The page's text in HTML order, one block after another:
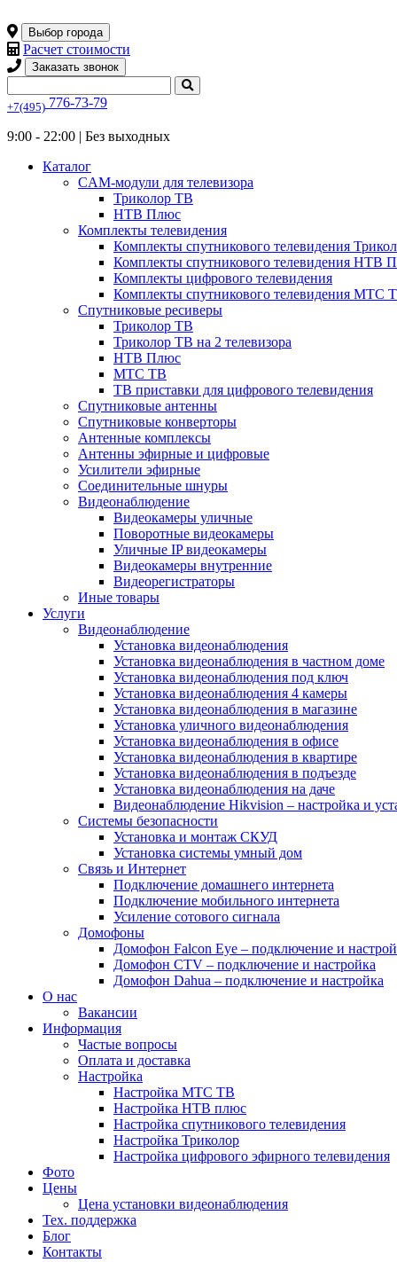
Выбор города
Расчет стоимости
Заказать звонок
+7(495) 776-73-79
9:00 - 22:00 | Без выходных
Каталог
CAM-модули для телевизора
Триколор ТВ
НТВ Плюс
Комплекты телевидения
Комплекты спутникового телевидения
Комплекты спутникового телевидения НТВ
Комплекты цифрового телевидения
Комплекты спутникового телевидения МТС
Спутниковые ресиверы
Триколор ТВ
Триколор ТВ на 2 телевизора
НТВ Плюс
МТС ТВ
ТВ приставки для цифрового телевидения
Спутниковые антенны
Спутниковые конверторы
Антенные комплексы
Антенны эфирные и цифровые
Усилители эфирные
Соединительные шнуры
Видеонаблюдение
Видеокамеры уличные
Поворотные видеокамеры
Уличные IP видеокамеры
Видеокамеры внутренние
Видеорегистраторы
Иные товары
Услуги
Видеонаблюдение
Установка видеонаблюдения
Установка видеонаблюдения в частном доме
Установка видеонаблюдения под ключ
Установка видеонаблюдения 4 камеры
Установка видеонаблюдения в магазине
Установка уличного видеонаблюдения
Установка видеонаблюдения в офисе
Установка видеонаблюдения в квартире
Установка видеонаблюдения в подъезде
Установка видеонаблюдения на даче
Видеонаблюдение Hikvision – настройка и
Системы безопасности
Установка и монтаж СКУД
Установка системы умный дом
Связь и Интернет
Подключение домашнего интернета
Подключение мобильного интернета
Усиление сотового сигнала
Домофоны
Домофон Falcon Eye – подключение и
Домофон CTV – подключение и настройка
Домофон Dahua – подключение и настройка
О нас
Вакансии
Информация
Частые вопросы
Оплата и доставка
Настройка
Настройка МТС ТВ
Настройка НТВ плюс
Настройка спутникового телевидения
Настройка Триколор
Настройка цифрового эфирного телевидения
Фото
Цены
Цена установки видеонаблюдения
Тех. поддержка
Блог
Контакты